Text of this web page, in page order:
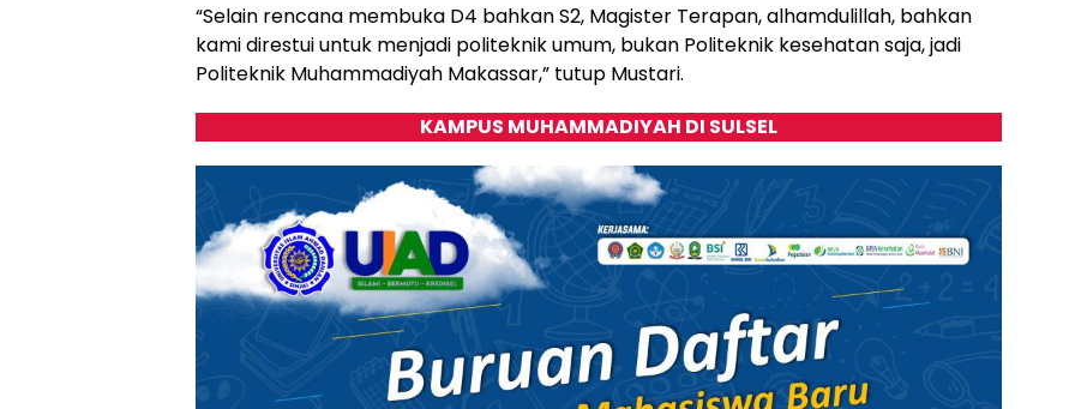
“Selain rencana membuka D4 bahkan S2, Magister Terapan, alhamdulillah, bahkan
kami direstui untuk menjadi politeknik umum, bukan Politeknik kesehatan saja, jadi
Politeknik Muhammadiyah Makassar,” tutup Mustari.
KAMPUS MUHAMMADIYAH DI SULSEL